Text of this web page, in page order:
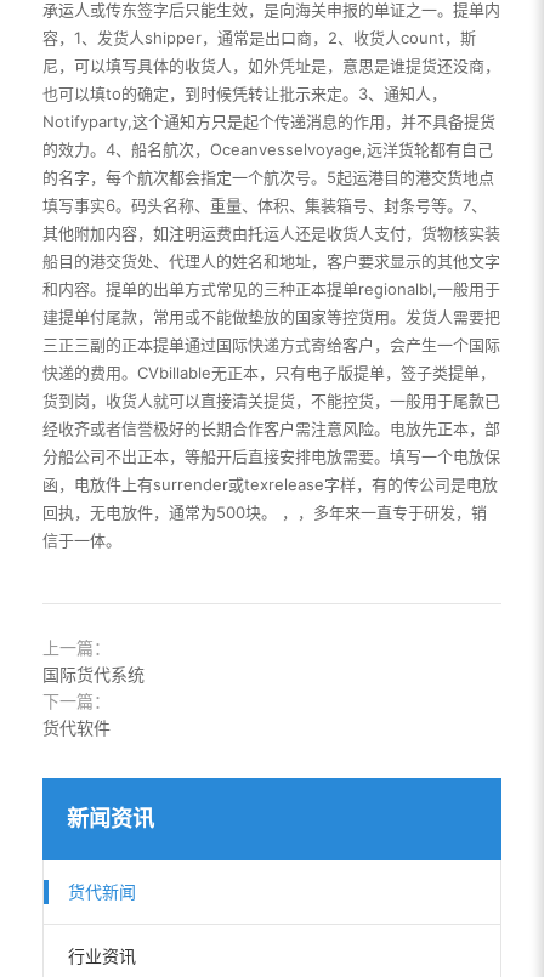
新闻资讯
货代新闻
行业资讯
承运人或传东签字后只能生效，是向海关申报的单证之一。提单内
容，1、发货人shipper，通常是出口商，2、收货人count，斯
尼，可以填写具体的收货人，如外凭址是，意思是谁提货还没商，
也可以填to的确定，到时候凭转让批示来定。3、通知人，
Notifyparty,这个通知方只是起个传递消息的作用，并不具备提货
的效力。4、船名航次，Oceanvesselvoyage,远洋货轮都有自己
的名字，每个航次都会指定一个航次号。5起运港目的港交货地点
填写事实6。码头名称、重量、体积、集装箱号、封条号等。7、
其他附加内容，如注明运费由托运人还是收货人支付，货物核实装
船目的港交货处、代理人的姓名和地址，客户要求显示的其他文字
和内容。提单的出单方式常见的三种正本提单regionalbl,一般用于
建提单付尾款，常用或不能做垫放的国家等控货用。发货人需要把
三正三副的正本提单通过国际快递方式寄给客户，会产生一个国际
快递的费用。CVbillable无正本，只有电子版提单，签子类提单，
货到岗，收货人就可以直接清关提货，不能控货，一般用于尾款已
经收齐或者信誉极好的长期合作客户需注意风险。电放先正本，部
分船公司不出正本，等船开后直接安排电放需要。填写一个电放保
函，电放件上有surrender或texrelease字样，有的传公司是电放
回执，无电放件，通常为500块。 ，，多年来一直专于研发，销
信于一体。
上一篇：
国际货代系统
下一篇：
货代软件